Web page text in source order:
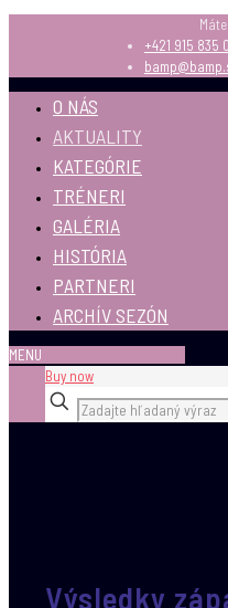
+421 915 835
O NÁS
AKTUALITY
KATEGÓRIE
TRÉNERI
GALÉRIA
HISTÓRIA
PARTNERI
ARCHÍV SEZÓN
MENU
Buy now
Výsledky